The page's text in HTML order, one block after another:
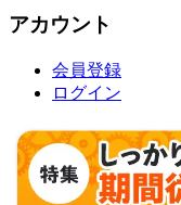
アカウント
会員登録
ログイン